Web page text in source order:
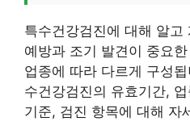
특수건강검진에 대해 알고
예방과 조기 발견이 중요
업종에 따라 다르게 구성
수건강검진의 유효기간,
기준, 검진 항목에 대해 자